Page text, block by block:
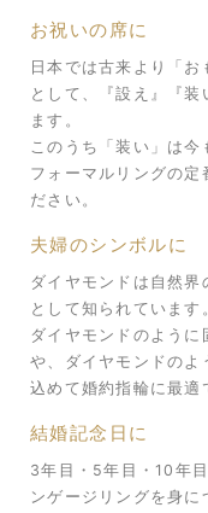
お祝いの席に
日本では古来より「
として、『設え』『装
ます。
このうち「装い」は今
フォーマルリングの定
ださい。
夫婦のシンボルに​
ダイヤモンドは自然界
として知られています
ダイヤモンドのよう
や、ダイヤモンドのよ
込めて婚約指輪に最適
結婚記念日に
3年目・5年目・10年
ンゲージリングを身に